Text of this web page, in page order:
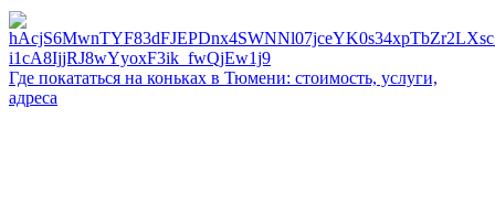
Где покататься на коньках в Тюмени: стоимость, услуги,
адреса